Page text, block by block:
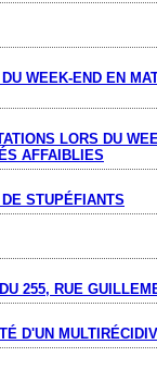
WEEK-END EN
LORS DU
AFFAIBLIES
STUPÉFIANTS
255, RUE
D'UN